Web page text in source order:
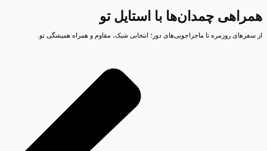
همراهی چمدان‌ها با استایل تو
از سفرهای روزمره تا ماجراجویی‌های دور؛ انتخابی شیک، مقاوم و همراه همیشگی تو.